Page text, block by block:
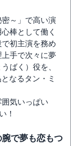
～」で高い演
棒として働く
初主演を務め
手で次々に夢
ばく）役を、
なるタン・ミ
気いっぱい
！
で夢も恋もつ